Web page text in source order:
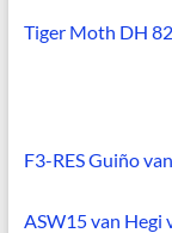
Tiger Moth DH
F3-RES Guiño
ASW15 van Hegi